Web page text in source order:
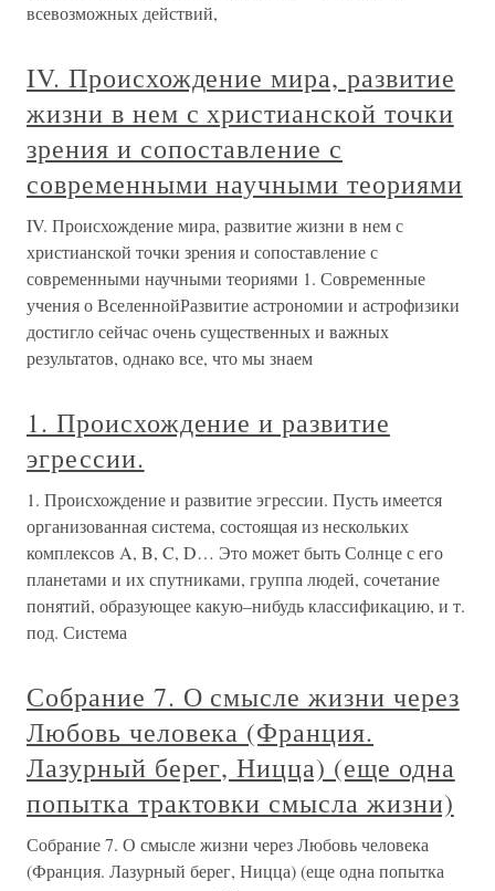
всевозможных действий,
IV. Происхождение мира, развитие
жизни в нем с христианской точки
зрения и сопоставление с
современными научными теориями
IV. Происхождение мира, развитие жизни в нем с
христианской точки зрения и сопоставление с
современными научными теориями 1. Современные
учения о ВселеннойРазвитие астрономии и астрофизики
достигло сейчас очень существенных и важных
результатов, однако все, что мы знаем
1. Происхождение и развитие
эгрессии.
1. Происхождение и развитие эгрессии. Пусть имеется
организованная система, состоящая из нескольких
комплексов A, B, C, D… Это может быть Солнце с его
планетами и их спутниками, группа людей, сочетание
понятий, образующее какую–нибудь классификацию, и т.
под. Система
Собрание 7. О смысле жизни через
Любовь человека (Франция.
Лазурный берег, Ницца) (еще одна
попытка трактовки смысла жизни)
Собрание 7. О смысле жизни через Любовь человека
(Франция. Лазурный берег, Ницца) (еще одна попытка